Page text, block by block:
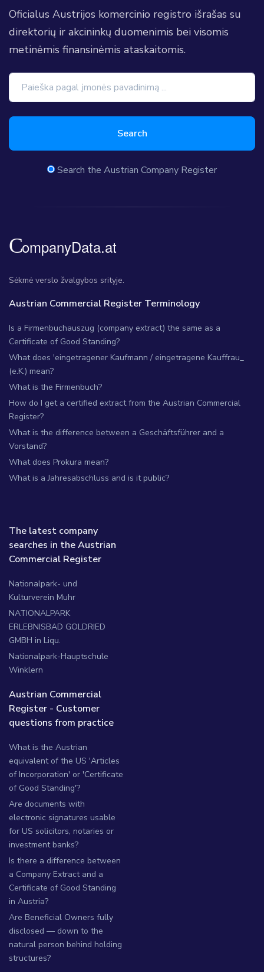
Oficialus Austrijos komercinio registro išrašas su
direktorių ir akcininkų duomenimis bei visomis
metinėmis finansinėmis ataskaitomis.
Search
Search the Austrian Company Register
Sėkmė verslo žvalgybos srityje.
Austrian Commercial Register Terminology
Is a Firmenbuchauszug (company extract) the same as a
Certificate of Good Standing?
What does 'eingetragener Kaufmann / eingetragene Kauffrau_
(e.K.) mean?
What is the Firmenbuch?
How do I get a certified extract from the Austrian Commercial
Register?
What is the difference between a Geschäftsführer and a
Vorstand?
What does Prokura mean?
What is a Jahresabschluss and is it public?
The latest company
searches in the Austrian
Commercial Register
Nationalpark- und
Kulturverein Muhr
NATIONALPARK
ERLEBNISBAD GOLDRIED
GMBH in Liqu.
Nationalpark-Hauptschule
Winklern
Austrian Commercial
Register - Customer
questions from practice
What is the Austrian
equivalent of the US 'Articles
of Incorporation' or 'Certificate
of Good Standing'?
Are documents with
electronic signatures usable
for US solicitors, notaries or
investment banks?
Is there a difference between
a Company Extract and a
Certificate of Good Standing
in Austria?
Are Beneficial Owners fully
disclosed — down to the
natural person behind holding
structures?